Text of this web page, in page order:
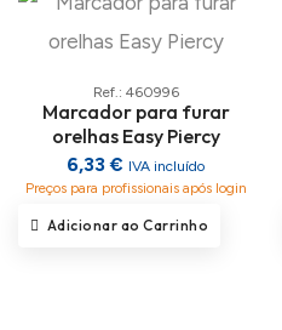
Ref.: 460996
Marcador para furar
orelhas Easy Piercy
6,33 € IVA incluído
Preços para profissionais após login
Adicionar ao Carrinho